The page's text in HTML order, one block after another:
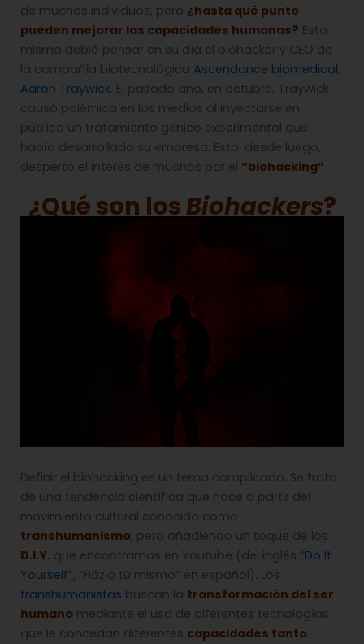
de muchos individuos, pero ¿hasta qué punto
pueden mejorar las capacidades humanas? Esto
mismo debió pensar en su día el biohacker y CEO de
la compañía biotecnológica Ascendance biomedical,
Aaron Traywick. El pasado año, en octubre, Traywick
causó polémica en los medios al inyectarse en
público un tratamiento génico experimental que
había desarrollado su empresa. Esto, desde luego,
despertó el interés de muchos por el “biohacking”.
¿Qué son losBiohackers?
Definir el biohacking es un tema complicado. Se trata
de una tendencia científica que nace a partir del
movimiento cultural conocido como
transhumanismo, pero añadiendo un toque de los
D.I.Y. que encontramos en Youtube (del inglés “Do It
Yourself”, “Házlo tú mismo” en español). Los
transhumanistas buscan la transformación del ser
humano mediante el uso de diferentes tecnologías
que le concedan diferentes capacidades tanto